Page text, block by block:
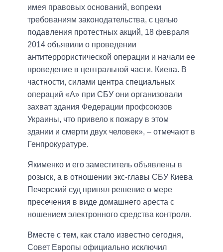
имея правовых оснований, вопреки
требованиям законодательства, с целью
подавления протестных акций, 18 февраля
2014 объявили о проведении
антитеррористической операции и начали ее
проведение в центральной части. Киева. В
частности, силами центра специальных
операций «А» при СБУ они организовали
захват здания Федерации профсоюзов
Украины, что привело к пожару в этом
здании и смерти двух человек», – отмечают в
Генпрокуратуре.
Якименко и его заместитель объявлены в
розыск, а в отношении экс-главы СБУ Киева
Печерский суд принял решение о мере
пресечения в виде домашнего ареста с
ношением электронного средства контроля.
Вместе с тем, как стало известно сегодня,
Совет Европы официально исключил